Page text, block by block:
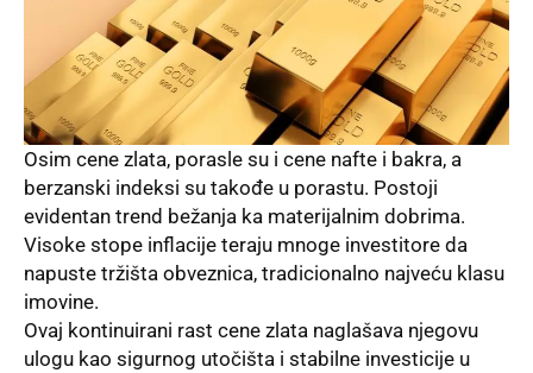
Osim cene zlata, porasle su i cene nafte i bakra, a
berzanski indeksi su takođe u porastu. Postoji
evidentan trend bežanja ka materijalnim dobrima.
Visoke stope inflacije teraju mnoge investitore da
napuste tržišta obveznica, tradicionalno najveću klasu
imovine.
Ovaj kontinuirani rast cene zlata naglašava njegovu
ulogu kao sigurnog utočišta i stabilne investicije u